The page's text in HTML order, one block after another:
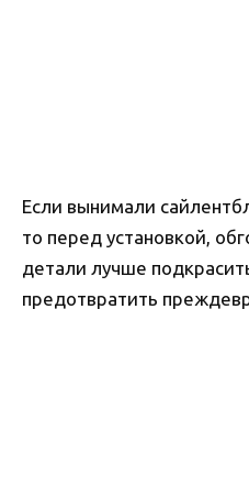
Если вынимали
то перед установкой,
детали лучше
предотвратить